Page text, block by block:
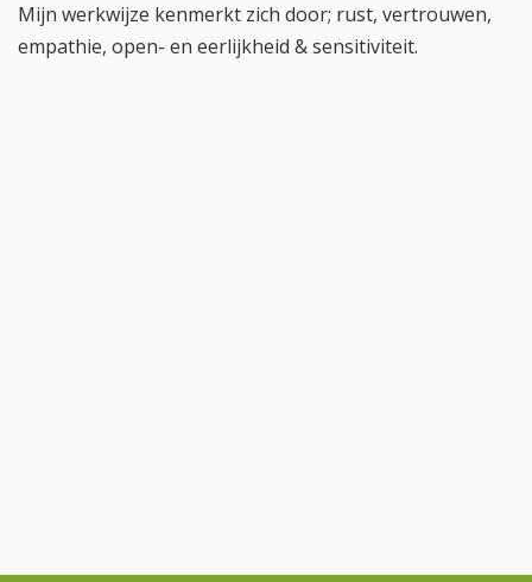
Mijn werkwijze kenmerkt zich door; rust, vertrouwen,
empathie, open- en eerlijkheid & sensitiviteit.